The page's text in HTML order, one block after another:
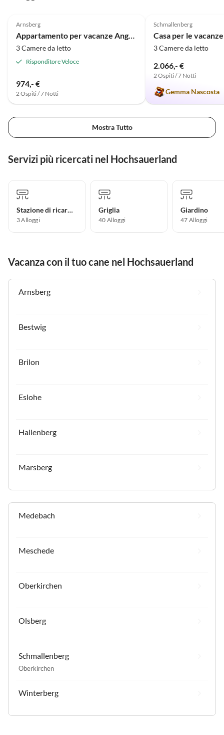
Arnsberg
Appartamento per vacanze Angolo dei Conigli
3 Camere da letto
Risponditore Veloce
974,- €
2 Ospiti / 7 Notti
Schmallenberg
3 Camere da letto
2.066,- €
2 Ospiti / 7 Notti
Gemma Nascosta
Mostra Tutto
Servizi più ricercati nel Hochsauerland
Stazione di ricarica per auto elettriche
3 Alloggi
Griglia
40 Alloggi
Giardino
47 Alloggi
Vacanza con il tuo cane nel Hochsauerland
Arnsberg
Bestwig
Brilon
Eslohe
Hallenberg
Marsberg
Medebach
Meschede
Oberkirchen
Olsberg
Schmallenberg
Oberkirchen
Winterberg